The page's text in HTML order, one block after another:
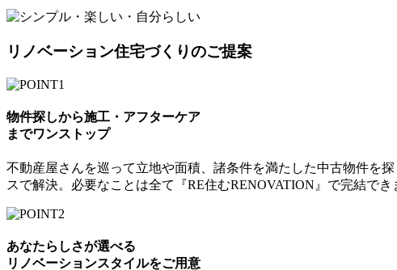
リノベーション住宅づくりのご提案
物件探しから施工・アフターケア
までワンストップ
不動産屋さんを巡って立地や面積、諸条件を満たした中古物件を
スで解決。必要なことは全て『RE住むRENOVATION』で完結でき
あなたらしさが選べる
リノベーションスタイルをご用意